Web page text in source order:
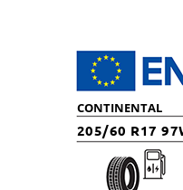
CONTINENTAL
205/60 R17